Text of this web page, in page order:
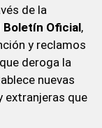
de la
Boletín Oficial,
y reclamos
deroga la
nuevas
extranjeras que